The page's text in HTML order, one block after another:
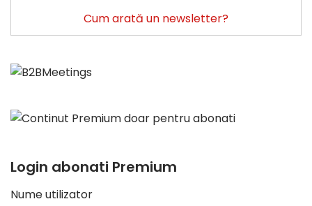
Cum arată un newsletter?
Login abonati Premium
Nume utilizator